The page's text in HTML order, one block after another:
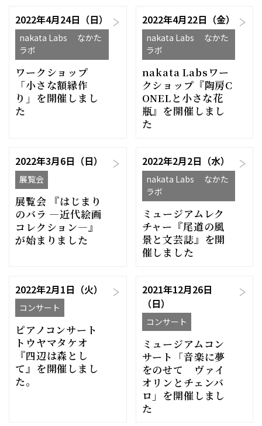
2022年4月24日（日）
nakata Labs なかた
ラボ
ワークショップ
「小さな額縁作
り」を開催しまし
た
2022年4月22日（金）
nakata Labs なかた
ラボ
nakata Labsワー
クショップ『陶房C
ONELと小さな花
瓶』を開催しまし
た
2022年3月6日（日）
展覧会
展覧会 『はじまり
のバラ ―近代絵画
コレクション―』
が始まりました
2022年2月2日（水）
nakata Labs なかた
ラボ
ミュージアムレク
チャー『尾道の風
景と文芸誌』を開
催しました
2022年2月1日（火）
コンサート
ピアノコンサート
トウヤマタケオ
『四辺は森とし
て』を開催しまし
た。
2021年12月26日
（日）
コンサート
ミュージアムコン
サート「音楽に夢
をのせて ヴァイ
オリンとチェンバ
ロ」を開催しまし
た